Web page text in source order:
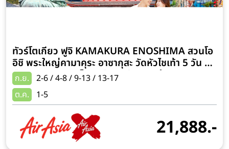
ทัวร์โตเกียว ฟูจิ KAMAKURA ENOSHIMA สวนโอ
อิชิ พระใหญ่คามาคุระ อาซากุสะ วัดหัวไชเท้า 5 วัน 3
คืน (พัก ฟูจิออนเซ็น 1 คืน) ฟรีเดย์สุดคุ้ม แถมรถ
บัส+ไกด์นำเที่ยว ช้อปปิ้งชินจูกุเต็มอิ่ม 3-4 ชั่วโมง
ก.ย.
2-6 / 4-8 / 9-13 / 13-17
ต.ค.
1-5
21,888.-